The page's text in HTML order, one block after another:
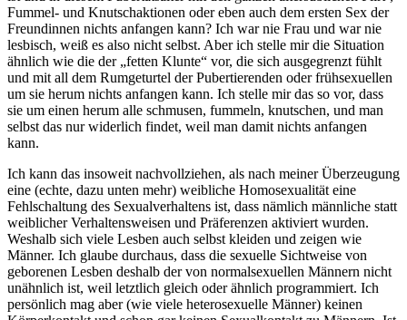
Fummel- und Knutschaktionen oder eben auch dem ersten Sex der
Freundinnen nichts anfangen kann? Ich war nie Frau und war nie
lesbisch, weiß es also nicht selbst. Aber ich stelle mir die Situation
ähnlich wie die der „fetten Klunte“ vor, die sich ausgegrenzt fühlt
und mit all dem Rumgeturtel der Pubertierenden oder frühsexuellen
um sie herum nichts anfangen kann. Ich stelle mir das so vor, dass
sie um einen herum alle schmusen, fummeln, knutschen, und man
selbst das nur widerlich findet, weil man damit nichts anfangen
kann.
Ich kann das insoweit nachvollziehen, als nach meiner Überzeugung
eine (echte, dazu unten mehr) weibliche Homosexualität eine
Fehlschaltung des Sexualverhaltens ist, dass nämlich männliche statt
weiblicher Verhaltensweisen und Präferenzen aktiviert wurden.
Weshalb sich viele Lesben auch selbst kleiden und zeigen wie
Männer. Ich glaube durchaus, dass die sexuelle Sichtweise von
geborenen Lesben deshalb der von normalsexuellen Männern nicht
unähnlich ist, weil letztlich gleich oder ähnlich programmiert. Ich
persönlich mag aber (wie viele heterosexuelle Männer) keinen